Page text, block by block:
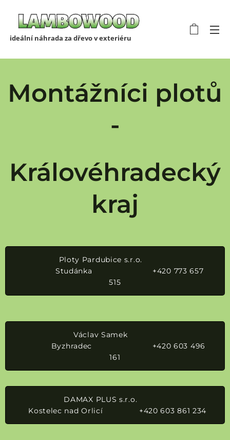
ideální náhrada za dřevo v exteriéru
Montážníci plotů
-
Královéhradecký
kraj
Ploty Pardubice s.r.o.
Studánka +420 773 657
515
Václav Samek
Byzhradec +420 603 496
161
DAMAX PLUS s.r.o.
Kostelec nad Orlicí +420 603 861 234